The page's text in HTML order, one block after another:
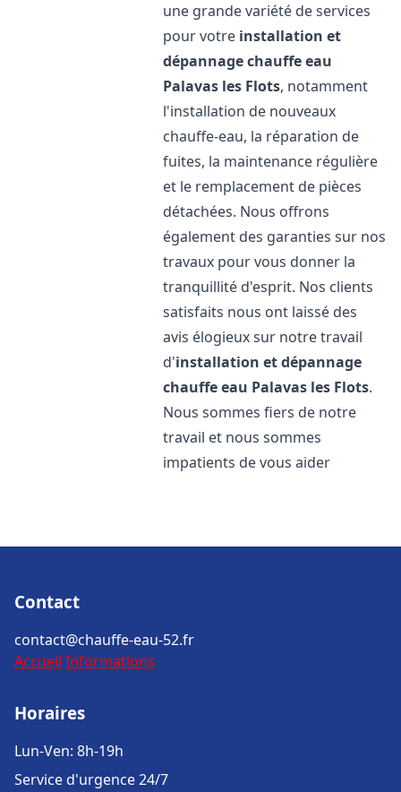
une grande variété de services
pour votre installation et
dépannage chauffe eau
Palavas les Flots, notamment
l'installation de nouveaux
chauffe-eau, la réparation de
fuites, la maintenance régulière
et le remplacement de pièces
détachées. Nous offrons
également des garanties sur nos
travaux pour vous donner la
tranquillité d'esprit. Nos clients
satisfaits nous ont laissé des
avis élogieux sur notre travail
d'installation et dépannage
chauffe eau Palavas les Flots.
Nous sommes fiers de notre
travail et nous sommes
impatients de vous aider
Contact
contact@chauffe-eau-52.fr
Accueil Informations
Horaires
Lun-Ven: 8h-19h
Service d'urgence 24/7